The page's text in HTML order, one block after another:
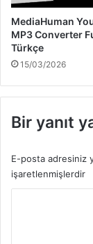
MediaHuman
MP3 Converter
Türkçe
15/03/2026
Bir yanıt
E-posta adresiniz
işaretlenmişlerdir